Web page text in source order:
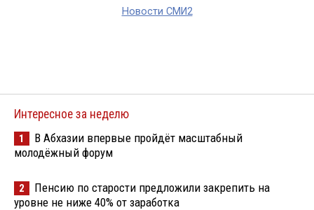
Новости СМИ2
Интересное за неделю
1
В Абхазии впервые пройдёт масштабный
молодёжный форум
2
Пенсию по старости предложили закрепить на
уровне не ниже 40% от заработка